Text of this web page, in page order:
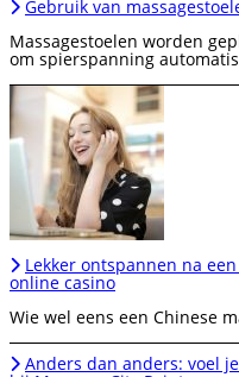
Gebruik van
Massagestoelen worden
om spierspanning
Lekker ontspannen na
online casino
Wie wel eens een Chinese
Anders dan anders: voel